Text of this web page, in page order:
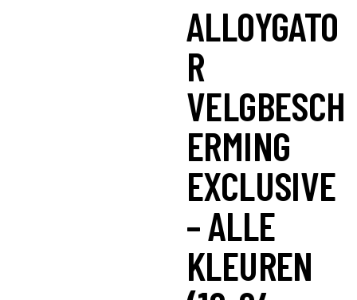
ALLOYGATO
R
VELGBESCH
ERMING
EXCLUSIVE
– ALLE
KLEUREN